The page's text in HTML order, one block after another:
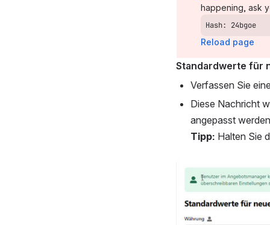
happening, ask
Hash: 24bgoe
Reload page
Standardwerte für
Verfassen Sie
Diese Nachricht
angepasst
Tipp: Halten Sie
Open